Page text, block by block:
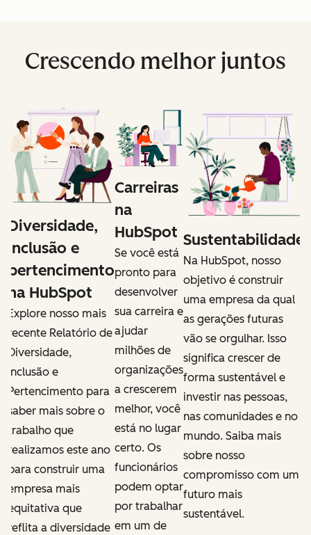
Crescendo melhor juntos
Diversidade,
inclusão e
pertencimento
na HubSpot
Explore nosso mais
recente Relatório de
Diversidade,
Inclusão e
Pertencimento para
saber mais sobre o
trabalho que
realizamos este ano
para construir uma
empresa mais
equitativa que
reflita a diversidade
Carreiras
na
HubSpot
Se você está
pronto para
desenvolver
sua carreira e
ajudar
milhões de
organizações
a crescerem
melhor, você
está no lugar
certo. Os
funcionários
podem optar
por trabalhar
em um de
Sustentabilidade
Na HubSpot, nosso
objetivo é construir
uma empresa da qual
as gerações futuras
vão se orgulhar. Isso
significa crescer de
forma sustentável e
investir nas pessoas,
nas comunidades e no
mundo. Saiba mais
sobre nosso
compromisso com um
futuro mais
sustentável.